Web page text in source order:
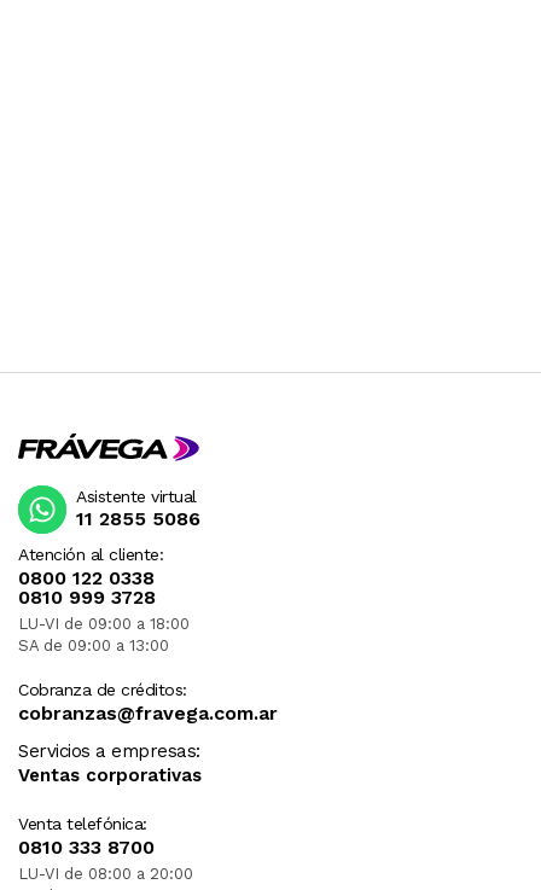
Atención al cliente:
0800 122 0338
0810 999 3728
LU-VI de 09:00 a 18:00
SA de 09:00 a 13:00
Cobranza de créditos:
cobranzas@fravega.com.ar
Servicios a empresas:
Ventas corporativas
Venta telefónica:
0810 333 8700
LU-VI de 08:00 a 20:00
Asistente virtual
11 2855 5086